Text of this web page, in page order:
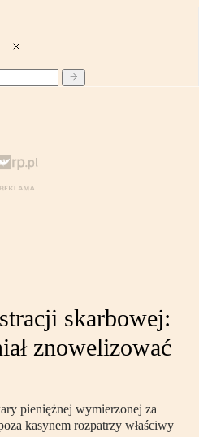
skarbowej:
znowelizować
pieniężnej wymierzonej za
kasynem rozpatrzy właściwy